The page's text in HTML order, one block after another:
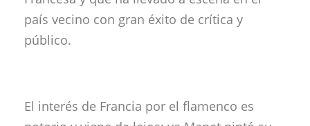
país vecino con gran éxito de crítica y
público.
El interés de Francia por el flamenco es